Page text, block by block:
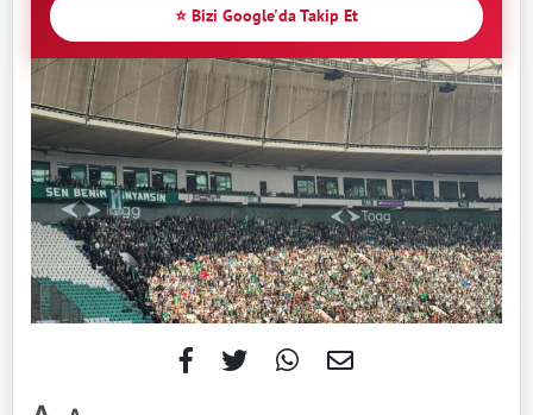
⭐ Bizi Google'da Takip Et